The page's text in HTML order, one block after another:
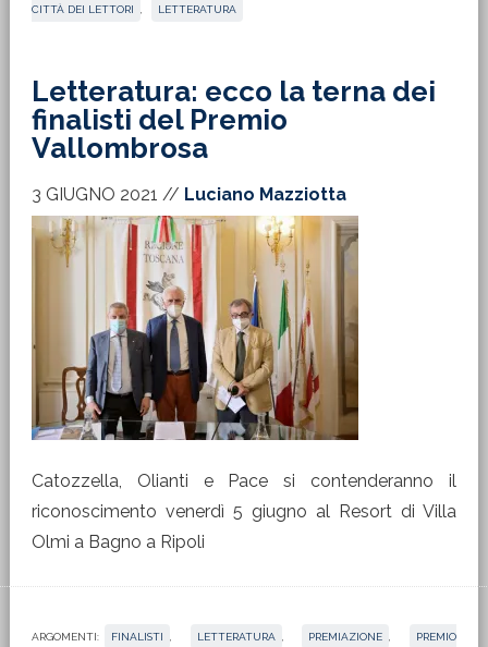
CITTÀ DEI LETTORI LETTERATURA
Letteratura: ecco la terna dei
finalisti del Premio
Vallombrosa
3 GIUGNO 2021 // Luciano Mazziotta
Catozzella, Olianti e Pace si contenderanno il
riconoscimento venerdì 5 giugno al Resort di Villa
Olmi a Bagno a Ripoli
ARGOMENTI: FINALISTI LETTERATURA PREMIAZIONE PREMIO